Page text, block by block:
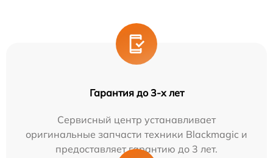
Гарантия до 3-х лет
Сервисный центр устанавливает
оригинальные запчасти техники Blackmagic и
предоставляет гарантию до 3 лет.